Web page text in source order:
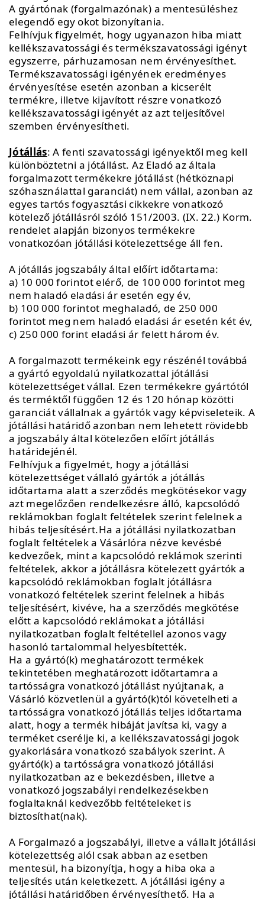
A gyártónak (forgalmazónak) a mentesüléshez
elegendő egy okot bizonyítania.
Felhívjuk figyelmét, hogy ugyanazon hiba miatt
kellékszavatossági és termékszavatossági igényt
egyszerre, párhuzamosan nem érvényesíthet.
Termékszavatossági igényének eredményes
érvényesítése esetén azonban a kicserélt
termékre, illetve kijavított részre vonatkozó
kellékszavatossági igényét az azt teljesítővel
szemben érvényesítheti.
Jótállás: A fenti szavatossági igényektől meg kell
különböztetni a jótállást. Az Eladó az általa
forgalmazott termékekre jótállást (hétköznapi
szóhasználattal garanciát) nem vállal, azonban az
egyes tartós fogyasztási cikkekre vonatkozó
kötelező jótállásról szóló 151/2003. (IX. 22.) Korm.
rendelet alapján bizonyos termékekre
vonatkozóan jótállási kötelezettsége áll fen.
A jótállás jogszabály által előírt időtartama:
a) 10 000 forintot elérő, de 100 000 forintot meg
nem haladó eladási ár esetén egy év,
b) 100 000 forintot meghaladó, de 250 000
forintot meg nem haladó eladási ár esetén két év,
c) 250 000 forint eladási ár felett három év.
A forgalmazott termékeink egy részénél továbbá
a gyártó egyoldalú nyilatkozattal jótállási
kötelezettséget vállal. Ezen termékekre gyártótól
és terméktől függően 12 és 120 hónap közötti
garanciát vállalnak a gyártók vagy képviseleteik. A
jótállási határidő azonban nem lehetett rövidebb
a jogszabály által kötelezően előírt jótállás
határidejénél.
Felhívjuk a figyelmét, hogy a jótállási
kötelezettséget vállaló gyártók a jótállás
időtartama alatt a szerződés megkötésekor vagy
azt megelőzően rendelkezésre álló, kapcsolódó
reklámokban foglalt feltételek szerint felelnek a
hibás teljesítésért.Ha a jótállási nyilatkozatban
foglalt feltételek a Vásárlóra nézve kevésbé
kedvezőek, mint a kapcsolódó reklámok szerinti
feltételek, akkor a jótállásra kötelezett gyártók a
kapcsolódó reklámokban foglalt jótállásra
vonatkozó feltételek szerint felelnek a hibás
teljesítésért, kivéve, ha a szerződés megkötése
előtt a kapcsolódó reklámokat a jótállási
nyilatkozatban foglalt feltétellel azonos vagy
hasonló tartalommal helyesbítették.
Ha a gyártó(k) meghatározott termékek
tekintetében meghatározott időtartamra a
tartósságra vonatkozó jótállást nyújtanak, a
Vásárló közvetlenül a gyártó(k)tól követelheti a
tartósságra vonatkozó jótállás teljes időtartama
alatt, hogy a termék hibáját javítsa ki, vagy a
terméket cserélje ki, a kellékszavatossági jogok
gyakorlására vonatkozó szabályok szerint. A
gyártó(k) a tartósságra vonatkozó jótállási
nyilatkozatban az e bekezdésben, illetve a
vonatkozó jogszabályi rendelkezésekben
foglaltaknál kedvezőbb feltételeket is
biztosíthat(nak).
A Forgalmazó a jogszabályi, illetve a vállalt jótállási
kötelezettség alól csak abban az esetben
mentesül, ha bizonyítja, hogy a hiba oka a
teljesítés után keletkezett. A jótállási igény a
jótállási határidőben érvényesíthető. Ha a